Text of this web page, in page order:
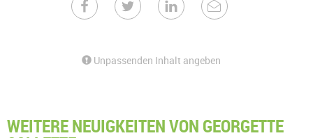
Unpassenden Inhalt angeben
WEITERE NEUIGKEITEN VON GEORGETTE